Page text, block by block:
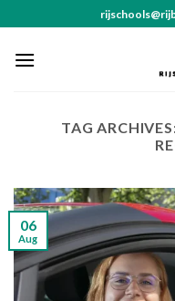
to
content
TAG
06
Aug